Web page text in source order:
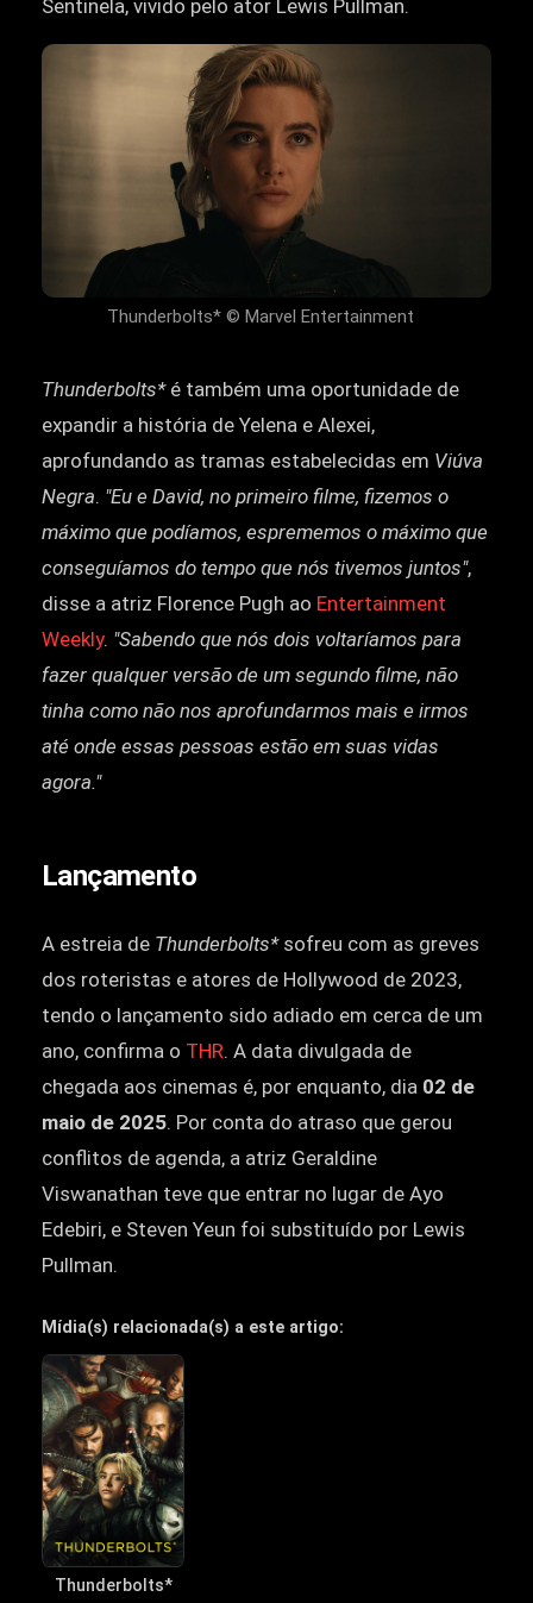
Sentinela, vivido pelo ator Lewis Pullman.
Thunderbolts* © Marvel Entertainment
Thunderbolts* é também uma oportunidade de
expandir a história de Yelena e Alexei,
aprofundando as tramas estabelecidas em Viúva
Negra. "Eu e David, no primeiro filme, fizemos o
máximo que podíamos, esprememos o máximo que
conseguíamos do tempo que nós tivemos juntos",
disse a atriz Florence Pugh ao Entertainment
Weekly. "Sabendo que nós dois voltaríamos para
fazer qualquer versão de um segundo filme, não
tinha como não nos aprofundarmos mais e irmos
até onde essas pessoas estão em suas vidas
agora."
Lançamento
A estreia de Thunderbolts*sofreu com as greves
dos roteristas e atores de Hollywood de 2023,
tendo o lançamento sido adiado em cerca de um
ano, confirma o THR. A data divulgada de
chegada aos cinemas é, por enquanto, dia 02 de
maio de 2025. Por conta do atraso que gerou
conflitos de agenda, a atriz Geraldine
Viswanathan teve que entrar no lugar de Ayo
Edebiri, e Steven Yeun foi substituído por Lewis
Pullman.
Mídia(s) relacionada(s) a este artigo:
Thunderbolts*